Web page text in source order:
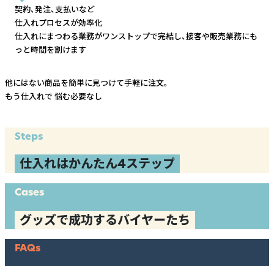
契約、発注、支払いなど
仕入れプロセスが効率化
仕入れにまつわる業務がワンストップで完結し、接客や販売業務にも
っと時間を割けます
他にはない商品を簡単に見つけて手軽に注文。
もう仕入れで 悩む必要なし
Steps
仕入れはかんたん4ステップ
Cases
グッズで成功するバイヤーたち
FAQs